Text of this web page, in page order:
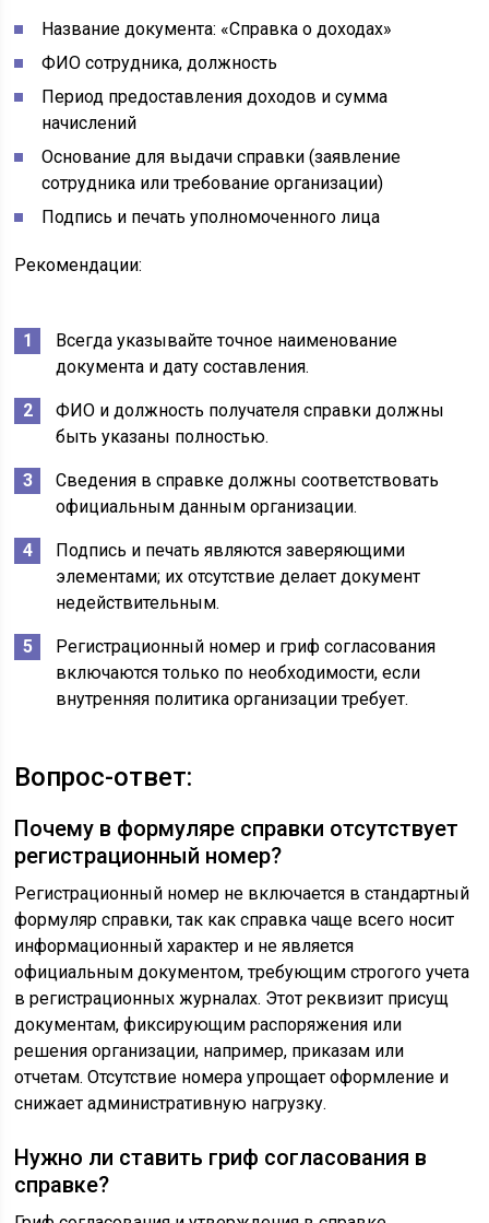
Название документа: «Справка о доходах»
ФИО сотрудника, должность
Период предоставления доходов и сумма
начислений
Основание для выдачи справки (заявление
сотрудника или требование организации)
Подпись и печать уполномоченного лица
Рекомендации:
Всегда указывайте точное наименование
документа и дату составления.
ФИО и должность получателя справки должны
быть указаны полностью.
Сведения в справке должны соответствовать
официальным данным организации.
Подпись и печать являются заверяющими
элементами; их отсутствие делает документ
недействительным.
Регистрационный номер и гриф согласования
включаются только по необходимости, если
внутренняя политика организации требует.
Вопрос-ответ:
Почему в формуляре справки отсутствует
регистрационный номер?
Регистрационный номер не включается в стандартный
формуляр справки, так как справка чаще всего носит
информационный характер и не является
официальным документом, требующим строгого учета
в регистрационных журналах. Этот реквизит присущ
документам, фиксирующим распоряжения или
решения организации, например, приказам или
отчетам. Отсутствие номера упрощает оформление и
снижает административную нагрузку.
Нужно ли ставить гриф согласования в
справке?